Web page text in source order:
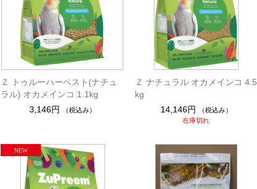
Ｚ トゥルーハーベスト(ナチュ
ラル) オカメインコ 1.1kg
3,146円
（税込み）
Ｚ ナチュラル オカメインコ 4.5
kg
14,146円
（税込み）
在庫切れ